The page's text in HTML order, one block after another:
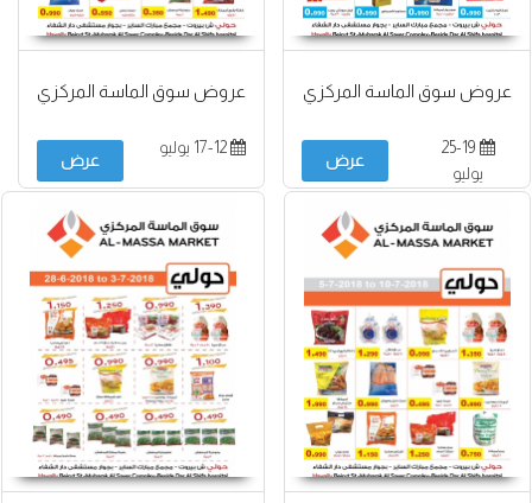
عروض سوق الماسة المركزي
25-19
يوليو
عرض
عروض سوق الماسة المركزي
عرض